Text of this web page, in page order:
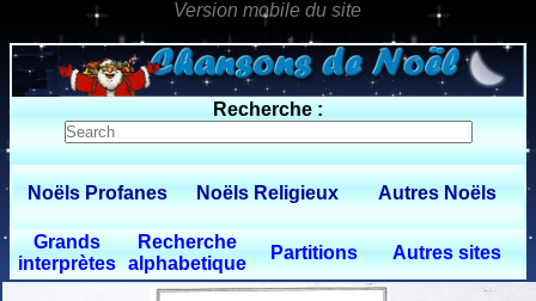
0 $limitbot 1 $limittot 2
Recherche :
Noëls Profanes Noëls Religieux Autres Noëls
Grands
interprètes
Recherche
alphabetique
Partitions Autres sites